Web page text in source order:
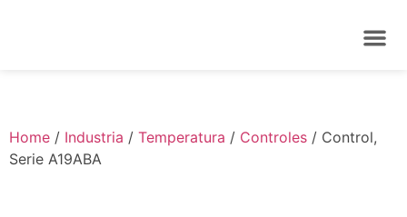
Home / Industria / Temperatura / Controles / Control,
Serie A19ABA